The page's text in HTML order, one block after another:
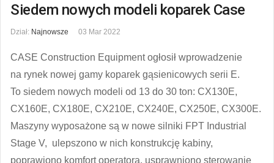
Siedem nowych modeli koparek Case
Dział: Najnowsze 03 Mar 2022
CASE Construction Equipment ogłosił wprowadzenie
na rynek nowej gamy koparek gąsienicowych serii E.
To siedem nowych modeli od 13 do 30 ton: CX130E,
CX160E, CX180E, CX210E, CX240E, CX250E, CX300E.
Maszyny wyposażone są w nowe silniki FPT Industrial
Stage V, ulepszono w nich konstrukcję kabiny,
poprawiono komfort operatora, usprawniono sterowanie